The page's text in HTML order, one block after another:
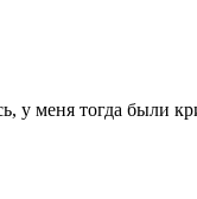
у меня тогда были